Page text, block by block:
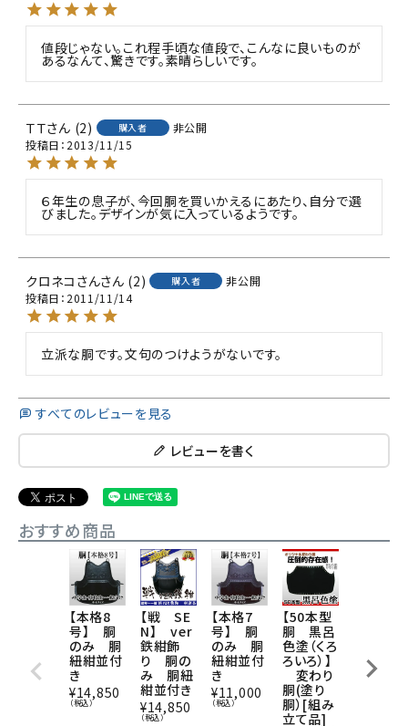
値段じゃない。これ程手頃な値段で、こんなに良いものが
ＴＴ 2 購入者
非公開
投稿日 2013/11/15
６年生の息子が、今回胴を買いかえるにあたり、自分で選
びました。デザインが気に入っているようです。
クロネコさん 2 購入者
非公開
投稿日 2011/11/14
立派な胴です。文句のつけようがないです。
すべてのレビューを見る
レビューを書く
おすすめ商品
【本格8
号】 胴
のみ 胴
紐紺並付
き
¥14,850
（税込）
【戦 SE
N】 ver
鉄紺飾
り 胴の
み 胴紐
紺並付き
¥14,850
（税込）
【本格7
号】 胴
のみ 胴
紐紺並付
き
¥11,000
（税込）
【50本型
胴 黒呂
色塗（くろ
ろいろ）】
変わり
胴(塗り
胴）[組み
立て品]
（3mmミ
シン・軽